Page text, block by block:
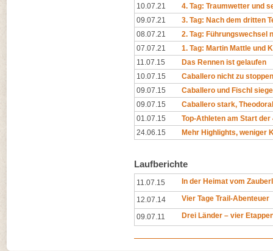
10.07.21
4. Tag: Traumwetter und
09.07.21
3. Tag: Nach dem dritten
08.07.21
2. Tag: Führungswechsel
07.07.21
1. Tag: Martin Mattle und
11.07.15
Das Rennen ist gelaufen
10.07.15
Caballero nicht zu
09.07.15
Caballero und Fischl
09.07.15
Caballero stark,
01.07.15
Top-Athleten am Start der
24.06.15
Mehr Highlights, weniger
Laufberichte
11.07.15 In der Heimat vom
12.07.14 Vier Tage Trail-Abenteuer
09.07.11 Drei Länder – vier